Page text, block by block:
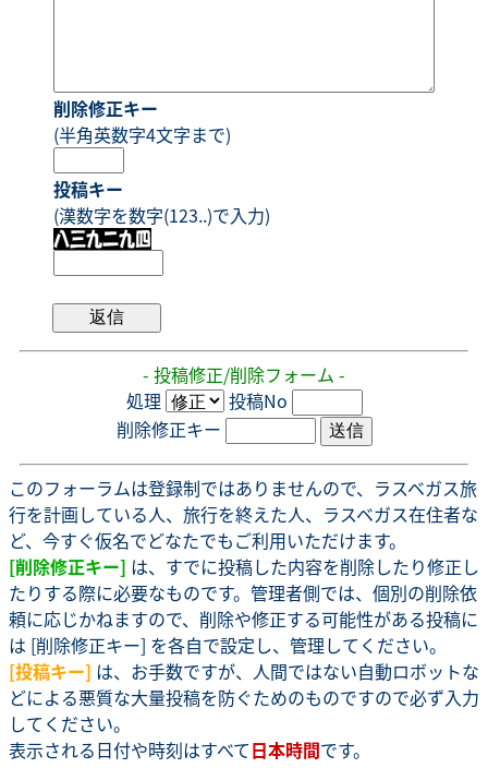
削除修正キー
(半角英数字4文字まで)
投稿キー
(漢数字を数字(123..)で入力)
- 投稿修正/削除フォーム -
処理
投稿No
削除修正キー
このフォーラムは登録制ではありませんので、ラスベガス旅
行を計画している人、旅行を終えた人、ラスベガス在住者な
ど、今すぐ仮名でどなたでもご利用いただけます。
[削除修正キー] は、すでに投稿した内容を削除したり修正し
たりする際に必要なものです。管理者側では、個別の削除依
頼に応じかねますので、削除や修正する可能性がある投稿に
は [削除修正キー] を各自で設定し、管理してください。
[投稿キー] は、お手数ですが、人間ではない自動ロボットな
どによる悪質な大量投稿を防ぐためのものですので必ず入力
してください。
表示される日付や時刻はすべて日本時間です。